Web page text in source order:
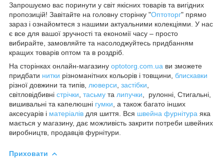
Запрошуємо вас поринути у світ якісних товарів та вигідних
пропозицій! Завітайте на головну сторінку "Оптоторг" прямо
зараз і ознайомтеся з нашими актуальними колекціями. У нас
є все для вашої зручності та економії часу – просто
вибирайте, замовляйте та насолоджуйтесь придбанням
кращих товарів оптом та в роздріб.
На сторінках онлайн-магазину optotorg.com.ua ви зможете
придбати нитки різноманітних кольорів і товщини, блискавки
різної довжини та типів, люверси застібки
світловідбивні стрічки тасьму та липучки , рулонні, Стигальні,
вишивальні та капелюшні гумки , а також багато інших
аксесуарів і матеріалів для шиття. Вся швейна фурнітура яка
мається у магазину, дає можливість закрити потреби швейних
виробництв, продавців фурнітури.
Приховати